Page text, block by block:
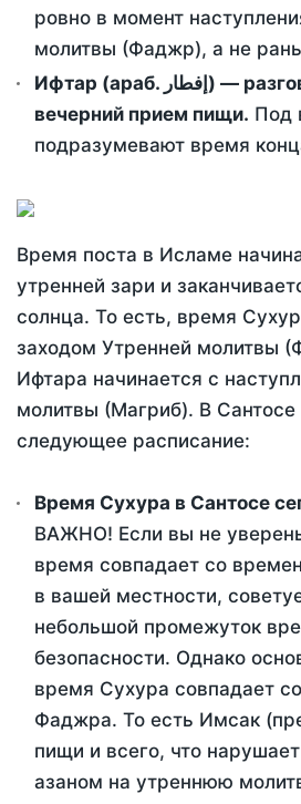
ровно в момент
молитвы (Фаджр), а не
Ифтар (араб. إفطار) — разговение - это
вечерний прием пищи. Под
подразумевают время
Время поста в Исламе
утренней зари и
солнца. То есть, время
заходом Утренней молитвы
Ифтара начинается с
молитвы (Магриб). В Сантосе
следующее расписание:
Время Сухура в Сантосе
ВАЖНО! Если вы не
время совпадает со
в вашей местности,
небольшой промежуток
безопасности. Однако
время Сухура совпадает
Фаджра. То есть Имсак
пищи и всего, что
азаном на утреннюю